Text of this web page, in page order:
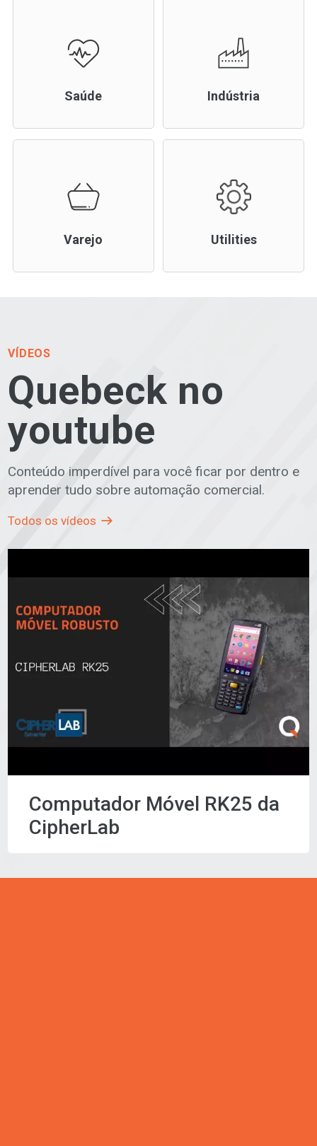
Saúde Indústria
Varejo Utilities
VÍDEOS
Quebeck no
youtube
Conteúdo imperdível para você ficar por dentro e
aprender tudo sobre automação comercial.
Todos os vídeos
Computador Móvel RK25 da
CipherLab